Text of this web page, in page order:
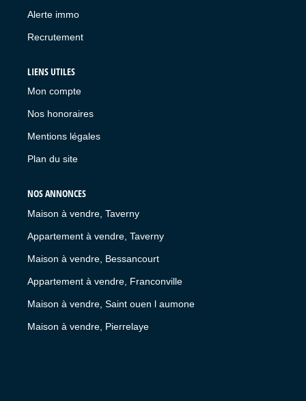
Alerte immo
Recrutement
LIENS UTILES
Mon compte
Nos honoraires
Mentions légales
Plan du site
NOS ANNONCES
Maison à vendre, Taverny
Appartement à vendre, Taverny
Maison à vendre, Bessancourt
Appartement à vendre, Franconville
Maison à vendre, Saint ouen l aumone
Maison à vendre, Pierrelaye